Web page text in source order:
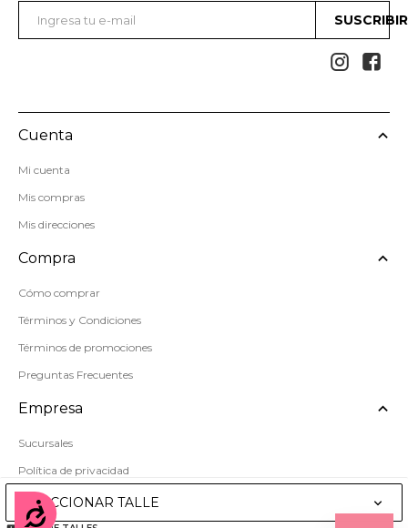
Accesibilidad
SELECCIONAR TALLE
 
Cuenta
Mi cuenta
Mis compras
Mis direcciones
Compra
Cómo comprar
Términos y Condiciones
Términos de promociones
Preguntas Frecuentes
Empresa
Sucursales
Política de privacidad
Mapa del sitio